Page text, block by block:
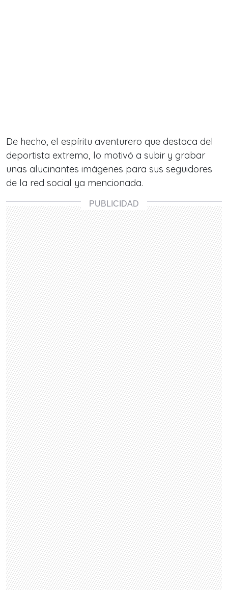
De hecho, el espíritu aventurero que destaca del
deportista extremo, lo motivó a subir y grabar
unas alucinantes imágenes para sus seguidores
de la red social ya mencionada.